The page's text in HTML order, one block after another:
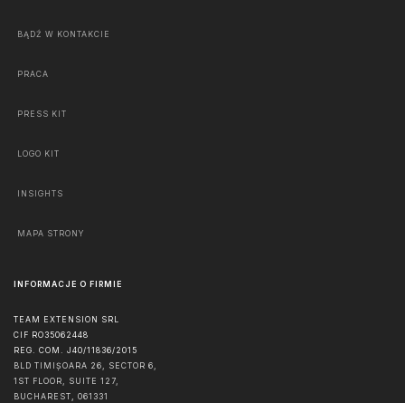
BĄDŹ W KONTAKCIE
PRACA
PRESS KIT
LOGO KIT
INSIGHTS
MAPA STRONY
INFORMACJE O FIRMIE
TEAM EXTENSION SRL
CIF RO35062448
REG. COM. J40/11836/2015
BLD TIMIȘOARA 26, SECTOR 6,
1ST FLOOR, SUITE 127,
BUCHAREST, 061331